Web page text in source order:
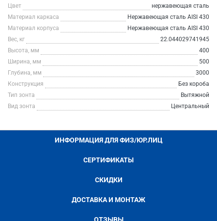
Цвет
нержавеющая сталь
Материал каркаса
Нержавеющая сталь AISI 430
Материал корпуса
Нержавеющая сталь AISI 430
Вес, кг
22.044029741945
Высота, мм
400
Ширина, мм
500
Глубина, мм
3000
Конструкция
Без короба
Тип зонта
Вытяжной
Вид зонта
Центральный
ИНФОРМАЦИЯ ДЛЯ ФИЗ/ЮР.ЛИЦ
СЕРТИФИКАТЫ
СКИДКИ
ДОСТАВКА И МОНТАЖ